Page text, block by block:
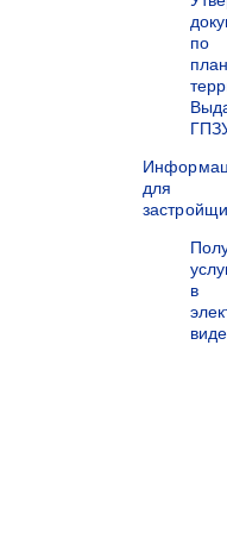
по
для
в
виде